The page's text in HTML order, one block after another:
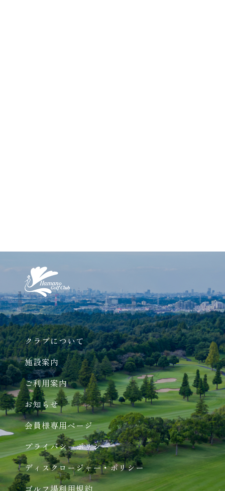
クラブについて
施設案内
ご利用案内
お知らせ
会員様専用ページ
プライバシーポリシー
ディスクロージャー・ポリシー